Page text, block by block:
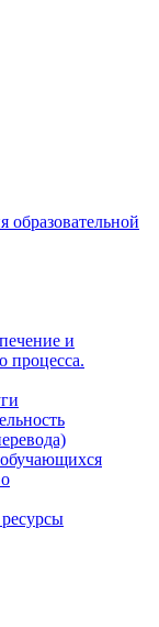
образовательной
и
процесса.